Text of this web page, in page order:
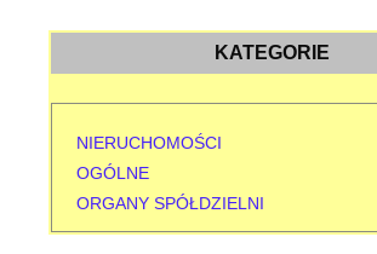
KATEGORIE
NIERUCHOMOŚCI
OGÓLNE
ORGANY SPÓŁDZIELNI